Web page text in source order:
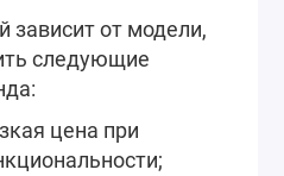
зависит от модели,
следующие
цена при